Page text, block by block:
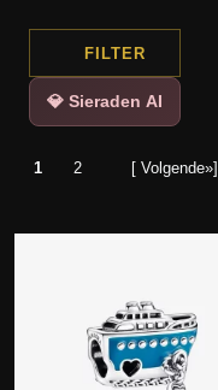
FILTER
💎 Sieraden AI
1 2 [ Volgende»]